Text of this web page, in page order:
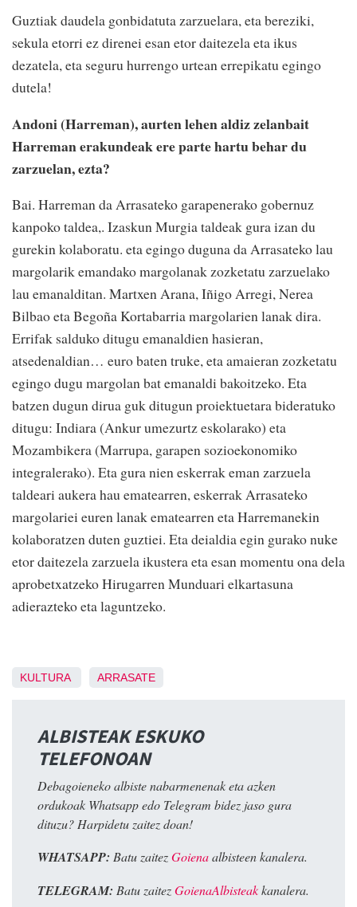
Guztiak daudela gonbidatuta zarzuelara, eta bereziki,
sekula etorri ez direnei esan etor daitezela eta ikus
dezatela, eta seguru hurrengo urtean errepikatu egingo
dutela!
Andoni (Harreman), aurten lehen aldiz zelanbait
Harreman erakundeak ere parte hartu behar du
zarzuelan, ezta?
Bai. Harreman da Arrasateko garapenerako gobernuz
kanpoko taldea,. Izaskun Murgia taldeak gura izan du
gurekin kolaboratu. eta egingo duguna da Arrasateko lau
margolarik emandako margolanak zozketatu zarzuelako
lau emanalditan. Martxen Arana, Iñigo Arregi, Nerea
Bilbao eta Begoña Kortabarria margolarien lanak dira.
Errifak salduko ditugu emanaldien hasieran,
atsedenaldian… euro baten truke, eta amaieran zozketatu
egingo dugu margolan bat emanaldi bakoitzeko. Eta
batzen dugun dirua guk ditugun proiektuetara bideratuko
ditugu: Indiara (Ankur umezurtz eskolarako) eta
Mozambikera (Marrupa, garapen sozioekonomiko
integralerako). Eta gura nien eskerrak eman zarzuela
taldeari aukera hau ematearren, eskerrak Arrasateko
margolariei euren lanak ematearren eta Harremanekin
kolaboratzen duten guztiei. Eta deialdia egin gurako nuke
etor daitezela zarzuela ikustera eta esan momentu ona dela
aprobetxatzeko Hirugarren Munduari elkartasuna
adierazteko eta laguntzeko.
KULTURA ARRASATE
ALBISTEAK ESKUKO
TELEFONOAN
Debagoieneko albiste nabarmenenak eta azken
ordukoak Whatsapp edo Telegram bidez jaso gura
dituzu? Harpidetu zaitez doan!
WHATSAPP: Batu zaitezGoienaalbisteen kanalera.
TELEGRAM: Batu zaitezGoienaAlbisteakkanalera.